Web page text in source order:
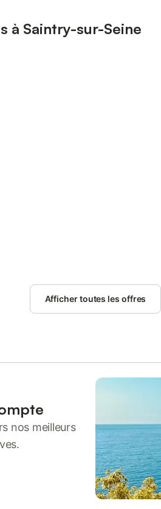
à Saintry-sur-Seine
Afficher toutes les offres
nos meilleurs